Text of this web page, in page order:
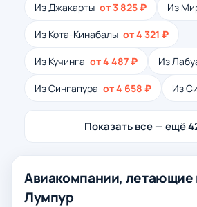
Из Джакарты от 3 825 ₽ Из
Из Кота-Кинабалы от 4 321 ₽
Из Кучинга от 4 487 ₽ Из
Из Сингапура от 4 658 ₽ Из
Показать все — ещё
Авиакомпании, летающие
Лумпур